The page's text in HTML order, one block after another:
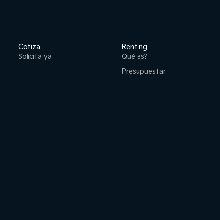
Cotiza
Solicita ya
Renting
Qué es?
Presupuestar